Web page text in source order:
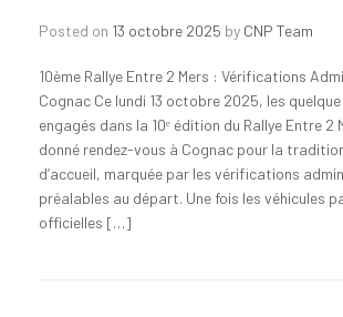
Posted on 13 octobre 2025 by CNP Team
10ème Rallye Entre 2 Mers : Vérifications
Cognac Ce lundi 13 octobre 2025, les
engagés dans la 10ᵉ édition du Rallye Entre 2
donné rendez-vous à Cognac pour la
d’accueil, marquée par les vérifications
préalables au départ. Une fois les véhicules
officielles […]